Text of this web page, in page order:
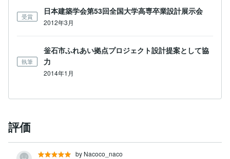
受賞
日本建築学会第53回全国大学高専卒業設計展示会
2012年3月
執筆
釡石市ふれあい拠点プロジェクト設計提案として協
力
2014年1月
評価
by Nacoco_naco